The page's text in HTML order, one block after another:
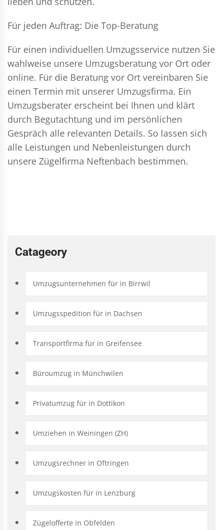
Für jeden Auftrag: Die Top-Beratung
Für einen individuellen Umzugsservice nutzen Sie
wahlweise unsere Umzugsberatung vor Ort oder
online. Für die Beratung vor Ort vereinbaren Sie
einen Termin mit unserer Umzugsfirma. Ein
Umzugsberater erscheint bei Ihnen und klärt
durch Begutachtung und im persönlichen
Gespräch alle relevanten Details. So lassen sich
alle Leistungen und Nebenleistungen durch
unsere Zügelfirma Neftenbach bestimmen.
Catageory
Umzugsunternehmen für in Birrwil
Umzugsspedition für in Dachsen
Transportfirma für in Greifensee
Büroumzug in Münchwilen
Privatumzug für in Dottikon
Umziehen in Weiningen (ZH)
Umzugsrechner in Oftringen
Umzugskosten für in Lenzburg
Zügelofferte in Obfelden